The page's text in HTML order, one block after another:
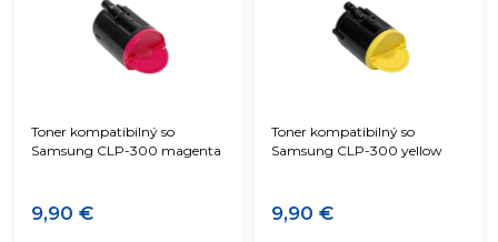
Toner kompatibilný so
Samsung CLP-300 magenta
9,90 €
Toner kompatibilný so
Samsung CLP-300 yellow
9,90 €